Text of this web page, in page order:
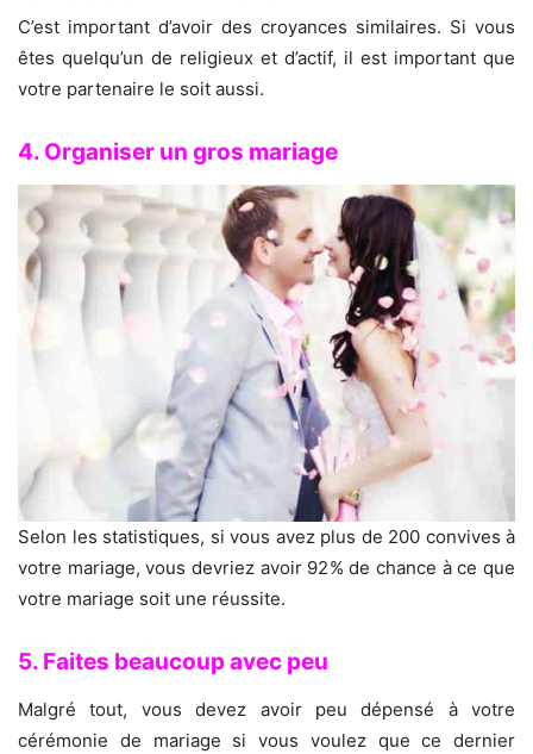
C’est important d’avoir des croyances similaires. Si vous
êtes quelqu’un de religieux et d’actif, il est important que
votre partenaire le soit aussi.
4. Organiser un gros mariage
Selon les statistiques, si vous avez plus de 200 convives à
votre mariage, vous devriez avoir 92% de chance à ce que
votre mariage soit une réussite.
5. Faites beaucoup avec peu
Malgré tout, vous devez avoir peu dépensé à votre
cérémonie de mariage si vous voulez que ce dernier